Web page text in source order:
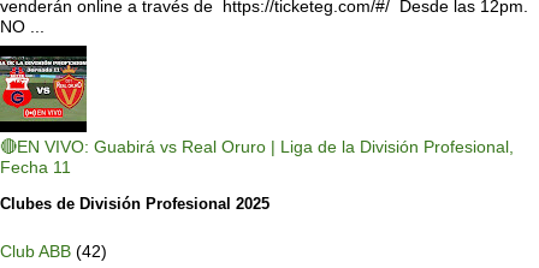
venderán online a través de https://ticketeg.com/#/ Desde las 12pm.
NO ...
🔴EN VIVO: Guabirá vs Real Oruro | Liga de la División Profesional,
Fecha 11
Clubes de División Profesional 2025
Club ABB (42)